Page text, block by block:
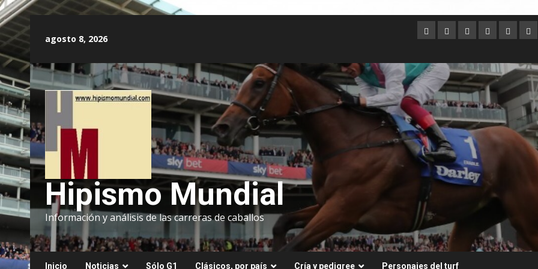
contenido
agosto 8, 2026
Argentina
AustraliaBrasilChileDubai
Hipismo Mundial
Información y análisis de las carreras de caballos
Inicio Noticias Sólo G1 Clásicos, por país Cría y pedigree Personajes del turf